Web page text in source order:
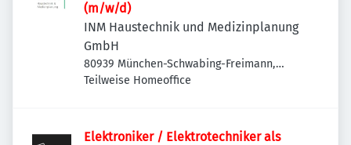
(m/w/d)
INM Haustechnik und Medizinplanung
GmbH
80939 München-Schwabing-Freimann,
Deutschland
Teilweise Homeoffice
Elektroniker / Elektrotechniker als